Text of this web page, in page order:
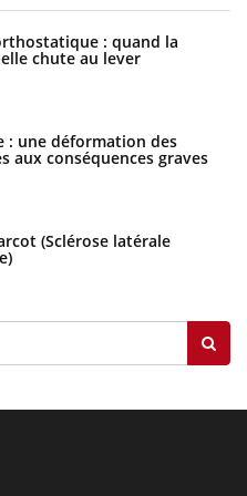
: quand la
chute au lever
: une déformation des
aux conséquences graves
(Sclérose latérale